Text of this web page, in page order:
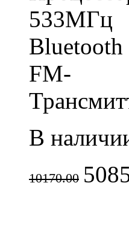
533МГц
Bluetooth
FM-
В
10170.00